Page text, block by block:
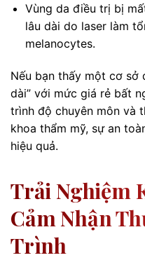
Vùng da điều trị bị
lâu dài do laser làm
melanocytes.
Nếu bạn thấy một cơ sở
dài” với mức giá rẻ bất
trình độ chuyên môn và
khoa thẩm mỹ, sự an
hiệu quả.
Trải Nghiệm
Cảm Nhận
Trình